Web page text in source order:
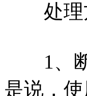
处理
1、断
是说，